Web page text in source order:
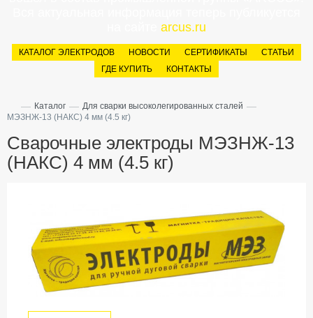
arcus.ru
КАТАЛОГ ЭЛЕКТРОДОВ НОВОСТИ СЕРТИФИКАТЫ
СТАТЬИ
ГДЕ КУПИТЬ
КОНТАКТЫ
— Каталог — Для сварки высоколегированных сталей —
МЭЗНЖ-13 (НАКС) 4 мм (4.5 кг)
Сварочные электроды МЭЗНЖ-13
(НАКС) 4 мм (4.5 кг)